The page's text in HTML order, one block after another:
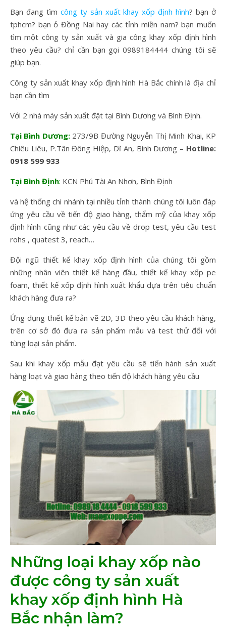
Bạn đang tìm công ty sản xuất khay xốp định hình? bạn ở
tphcm? bạn ỏ Đồng Nai hay các tỉnh miền nam? bạn muốn
tìm một công ty sản xuất và gia công khay xốp định hình
theo yêu cầu? chỉ cần bạn gọi 0989184444 chúng tôi sẽ
giúp bạn.
Công ty sản xuất khay xốp định hình Hà Bắc chính là địa chỉ
bạn cần tìm
Với 2 nhà máy sản xuất đặt tại Bình Dương và Bình Định.
Tại Bình Dương: 273/9B Đường Nguyễn Thị Minh Khai, KP
Chiêu Liêu, P.Tân Đông Hiệp, Dĩ An, Bình Dương – Hotline:
0918 599 933
Tại Bình Định: KCN Phú Tài An Nhơn, Bình Định
và hệ thống chi nhánh tại nhiều tỉnh thành chúng tôi luôn đáp
ứng yêu cầu về tiến độ giao hàng, thẩm mỹ của khay xốp
định hình cũng như các yêu cầu về drop test, yêu cầu test
rohs , quatest 3, reach…
Đội ngũ thiết kế khay xốp định hình của chúng tôi gồm
những nhân viên thiết kế hàng đầu, thiết kế khay xốp pe
foam, thiết kế xốp định hình xuất khẩu dựa trên tiêu chuẩn
khách hàng đưa ra?
Ứng dụng thiết kế bản vẽ 2D, 3D theo yêu cầu khách hàng,
trên cơ sở đó đưa ra sản phẩm mẫu và test thử đối với
tùng loại sản phẩm.
Sau khi khay xốp mẫu đạt yêu cầu sẽ tiến hành sản xuất
hàng loạt và giao hàng theo tiến độ khách hàng yêu cầu
Những loại khay xốp nào
được công ty sản xuất
khay xốp định hình Hà
Bắc nhận làm?